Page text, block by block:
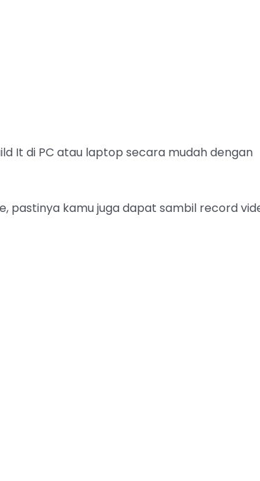
It di PC atau laptop secara mudah dengan
pastinya kamu juga dapat sambil record